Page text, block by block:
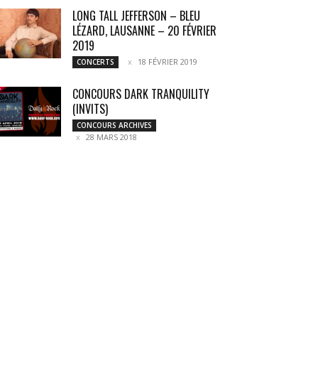
LONG TALL JEFFERSON – BLEU
LÉZARD, LAUSANNE – 20 FÉVRIER
2019
CONCERTS 18 FÉVRIER 2019
CONCOURS DARK TRANQUILITY
(INVITS)
CONCOURS ARCHIVES
28 MARS 2018